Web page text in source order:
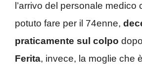
l’arrivo del personale medico
potuto fare per il 74enne,
praticamente sul colpo
Ferita, invece, la moglie che